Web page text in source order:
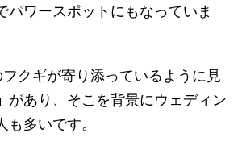
パワースポットにもなっていま
クギが寄り添っているように見
があり、 そこを背景にウェディン
も多いです。